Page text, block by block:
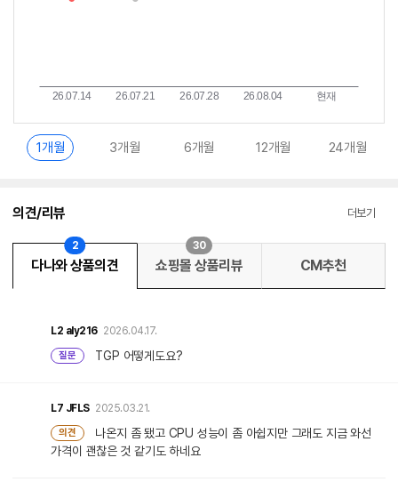
1개월 3개월 6개월 12개월 24개월
의견/리뷰 더보기
다나와 상품의견
2
쇼핑몰 상품리뷰
30
CM추천
L2 aly216 2026.04.17.
질문 TGP 어떻게도요?
L7 JFLS 2025.03.21.
의견
나온지 좀 됐고 CPU 성능이 좀 아쉽지만 그래도 지금 와선
가격이 괜찮은 것 같기도 하네요